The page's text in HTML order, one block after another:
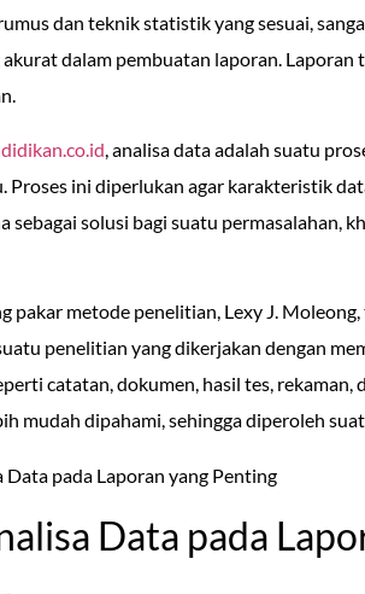
dan teknik statistik yang sesuai,
dalam pembuatan laporan.
co.id , analisa data adalah suatu
Proses ini diperlukan agar karakteristik
sebagai solusi bagi suatu permasalahan,
pakar metode penelitian, Lexy J.
penelitian yang dikerjakan dengan
catatan, dokumen, hasil tes, rekaman,
mudah dipahami, sehingga diperoleh
Data pada